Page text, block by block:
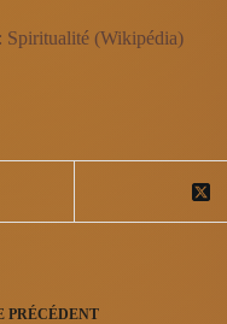
Spiritualité (Wikipédia)
PRÉCÉDENT